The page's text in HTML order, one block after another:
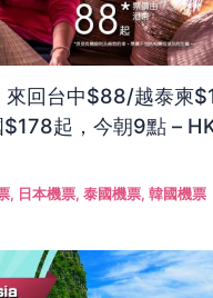
來回台中$88/越泰柬
起，今朝9點 –
, 日本機票,泰國機票,韓國機票